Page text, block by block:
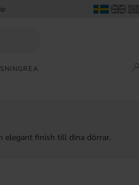
REA
elegant finish till dina dörrar.